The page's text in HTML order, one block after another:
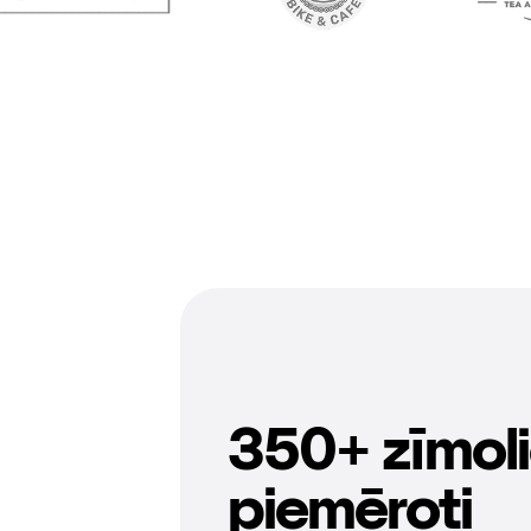
350+
piemēroti